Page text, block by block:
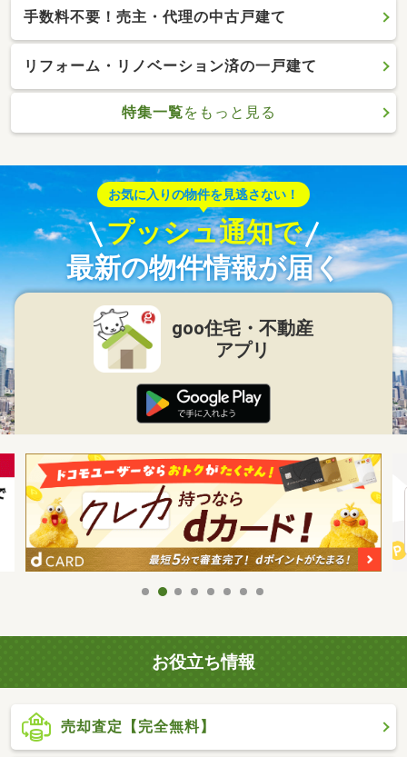
手数料不要！売主・代理の中古戸建て
リフォーム・リノベーション済の一戸建て
特集一覧をもっと見る
お気に入りの物件を見逃さない！
プッシュ通知で
最新の物件情報が届く
goo住宅・不動産
アプリ
お役立ち情報
売却査定【完全無料】